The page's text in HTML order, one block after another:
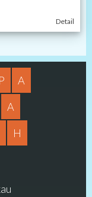
Detail
P
A
A
H